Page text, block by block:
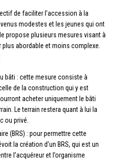
de faciliter l’accession à la
modestes et les jeunes qui ont
propose plusieurs mesures visant à
plus abordable et moins complexe.
bâti : cette mesure consiste à
de la construction qui y est
acheter uniquement le bâti
Le terrain restera quant à lui la
ou privé.
(BRS) : pour permettre cette
la création d’un BRS, qui est un
l’acquéreur et l’organisme